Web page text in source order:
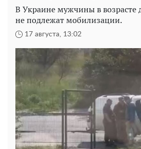
В Украине мужчины в возрасте
не подлежат мобилизации.
17 августа, 13:02